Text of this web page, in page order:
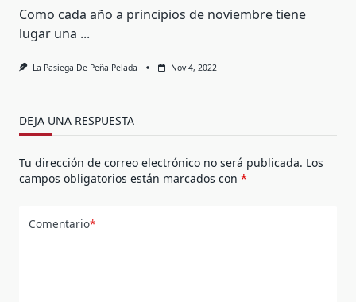
Como cada año a principios de noviembre tiene
lugar una ...
La Pasiega De Peña Pelada Nov 4, 2022
DEJA UNA RESPUESTA
Tu dirección de correo electrónico no será publicada. Los
campos obligatorios están marcados con *
Comentario*